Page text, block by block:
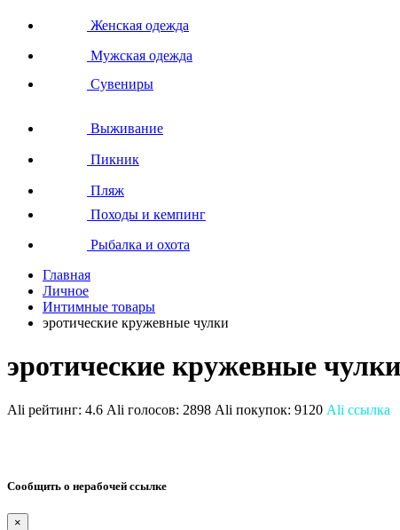
Женская одежда
Мужская одежда
Сувениры
Выживание
Пикник
Пляж
Походы и кемпинг
Рыбалка и охота
Главная
Личное
Интимные товары
эротические кружевные чулки
эротические кружевные чулки
Ali рейтинг: 4.6 Ali голосов: 2898 Ali покупок: 9120 Ali ссылка
Сообщить о нерабочей ссылке
×